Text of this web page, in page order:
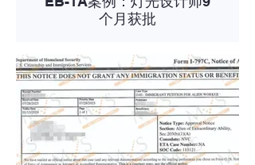
个月获批